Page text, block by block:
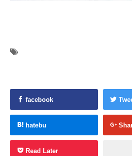
facebook
hatebu
Read Later